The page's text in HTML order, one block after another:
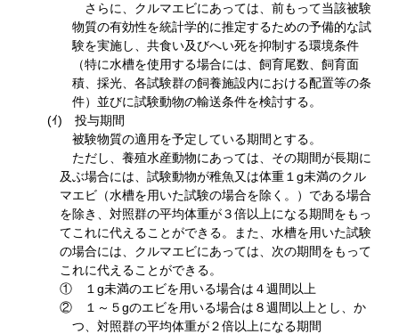
さらに、クルマエビにあっては、前もって当該被験
物質の有効性を統計学的に推定するための予備的な試
験を実施し、共食い及びへい死を抑制する環境条件
（特に水槽を使用する場合には、飼育尾数、飼育面
積、採光、各試験群の飼養施設内における配置等の条
件）並びに試験動物の輸送条件を検討する。
(ｲ) 投与期間
被験物質の適用を予定している期間とする。
ただし、養殖水産動物にあっては、その期間が長期に
及ぶ場合には、試験動物が稚魚又は体重１g未満のクル
マエビ（水槽を用いた試験の場合を除く。）である場合
を除き、対照群の平均体重が３倍以上になる期間をもっ
てこれに代えることができる。また、水槽を用いた試験
の場合には、クルマエビにあっては、次の期間をもって
これに代えることができる。
① １g未満のエビを用いる場合は４週間以上
② １～５gのエビを用いる場合は８週間以上とし、か
つ、対照群の平均体重が２倍以上になる期間